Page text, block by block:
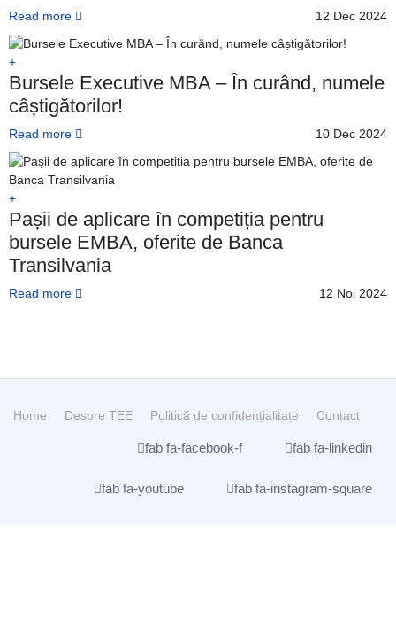
Read more 12 Dec 2024
Bursele Executive MBA – În curând, numele
câștigătorilor!
Read more 10 Dec 2024
Pașii de aplicare în competiția pentru
bursele EMBA, oferite de Banca
Transilvania
Read more 12 Noi 2024
Home Despre TEE Politică de confidențialitate Contact
fab fa-facebook-f fab fa-linkedin
fab fa-youtube fab fa-instagram-square